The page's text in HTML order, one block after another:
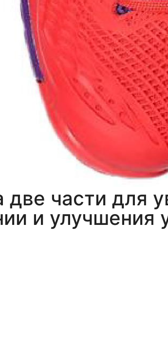
части для
и улучшения